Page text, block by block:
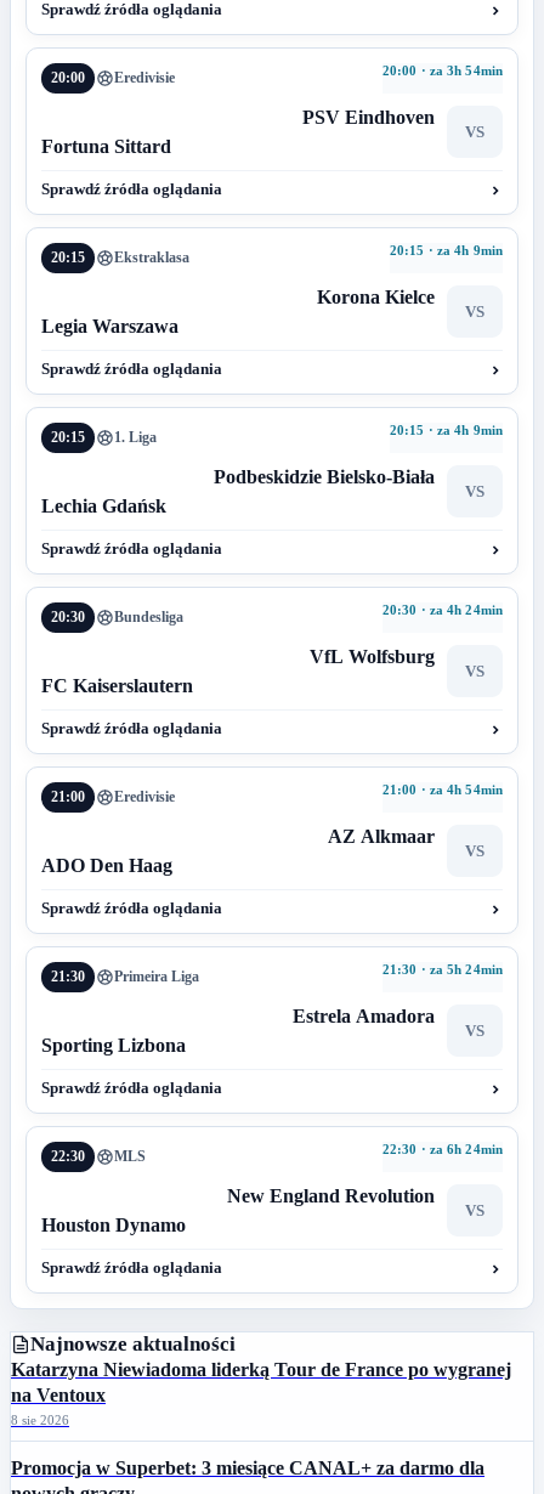
Sprawdź źródła oglądania
20:00 Eredivisie 20:00 · za 3h 54min
PSV Eindhoven
VS
Fortuna Sittard
Sprawdź źródła oglądania
20:15 Ekstraklasa 20:15 · za 4h 9min
Korona Kielce
VS
Legia Warszawa
Sprawdź źródła oglądania
20:15 1. Liga 20:15 · za 4h 9min
Podbeskidzie Bielsko-Biała
VS
Lechia Gdańsk
Sprawdź źródła oglądania
20:30 Bundesliga 20:30 · za 4h 24min
VfL Wolfsburg
VS
FC Kaiserslautern
Sprawdź źródła oglądania
21:00 Eredivisie 21:00 · za 4h 54min
AZ Alkmaar
VS
ADO Den Haag
Sprawdź źródła oglądania
21:30 Primeira Liga 21:30 · za 5h 24min
Estrela Amadora
VS
Sporting Lizbona
Sprawdź źródła oglądania
22:30 MLS 22:30 · za 6h 24min
New England Revolution
VS
Houston Dynamo
Sprawdź źródła oglądania
Najnowsze aktualności
Katarzyna Niewiadoma liderką Tour de France po wygranej
na Ventoux
8 sie 2026
Promocja w Superbet: 3 miesiące CANAL+ za darmo dla